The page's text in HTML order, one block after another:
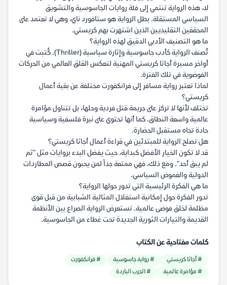
لا، هذه الرواية تنتمي إلى فئة روايات الجاسوسية والتشويق
السياسي المستقلة. بطل الرواية هو ستافورد ناي، وهي لا تعتمد على
المحققين التقليديين الذين اشتهرت بهم كريستي.
ما هو التصنيف الأدبي الدقيق لهذه الرواية؟
تُصنف الرواية كأدب جاسوسية وإثارة سياسية (Thriller). كُتبت في
أواخر مسيرة أجاثا كريستي المهنية لتعكس القلق العالمي من الحركات
الفوضوية في تلك الفترة.
لماذا تعتبر رواية مسافر إلى فرانكفورت مختلفة عن بقية أعمال
كريستي؟
تختلف لأنها لا تركز على جريمة قتل فردية وحلها، بل تتناول مؤامرة
عالمية واسعة النطاق. كما أنها تحتوي على نبرة فلسفية وسياسية
حادة تجاه مستقبل الحضارة.
هل تصلح الرواية للمبتدئين في قراءة أعمال أجاثا كريستي؟
قد لا تكون الخيار الأفضل كبداية، حيث يفضل البدء بروايات مثل "ثم
لم يبق أحد". ومع ذلك، فهي ممتعة جداً لمن يحبون قصص المطاردات
الدولية والغموض السياسي.
ما هي الفكرة الرئيسية التي تدور حولها الرواية؟
تدور الفكرة حول إمكانية استغلال المثالية الشبابية من قبل قوى
مظلمة لخلق فوضى عالمية. تستعرض الرواية الصراع بين الأنظمة
القديمة والتيارات الثورية الجديدة تحت غطاء من الجاسوسية.
كلمات مفتاحية عن الكتاب
# أجاثا كريستي # رواية جاسوسية
# فرانكفورت
# مؤامرة عالمية
# الحرب الباردة